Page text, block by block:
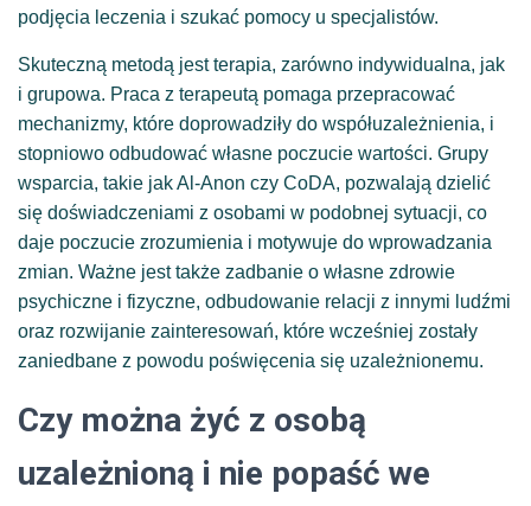
podjęcia leczenia i szukać pomocy u specjalistów.
Skuteczną metodą jest terapia, zarówno indywidualna, jak
i grupowa. Praca z terapeutą pomaga przepracować
mechanizmy, które doprowadziły do współuzależnienia, i
stopniowo odbudować własne poczucie wartości. Grupy
wsparcia, takie jak Al-Anon czy CoDA, pozwalają dzielić
się doświadczeniami z osobami w podobnej sytuacji, co
daje poczucie zrozumienia i motywuje do wprowadzania
zmian. Ważne jest także zadbanie o własne zdrowie
psychiczne i fizyczne, odbudowanie relacji z innymi ludźmi
oraz rozwijanie zainteresowań, które wcześniej zostały
zaniedbane z powodu poświęcenia się uzależnionemu.
Czy można żyć z osobą
uzależnioną i nie popaść we